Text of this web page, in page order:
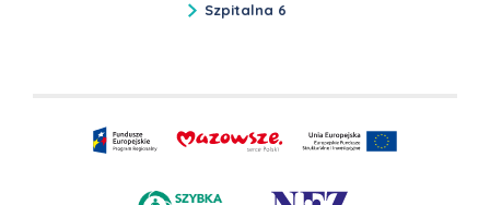
Szpitalna 6